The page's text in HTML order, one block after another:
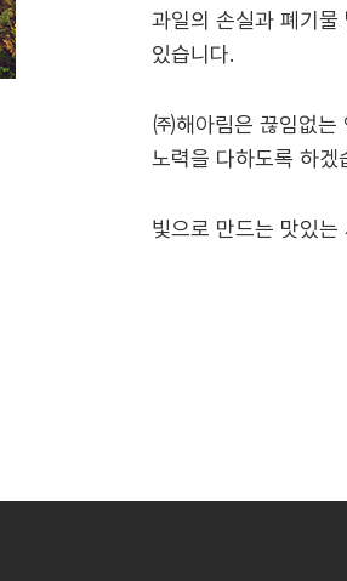
과일의 손실과 폐기물
있습니다.
㈜해아림은 끊임없는
노력을 다하도록 하겠
빛으로 만드는 맛있